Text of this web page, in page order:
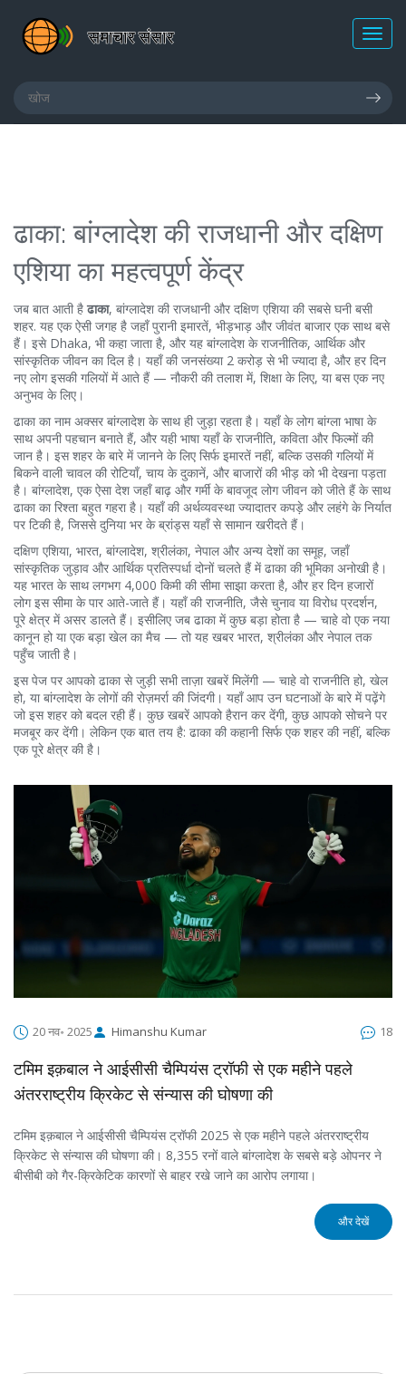
ढाका: बांग्लादेश की राजधानी और दक्षिण
एशिया का महत्वपूर्ण केंद्र
जब बात आती है ढाका, बांग्लादेश की राजधानी और दक्षिण एशिया की सबसे घनी बसी
शहर. यह एक ऐसी जगह है जहाँ पुरानी इमारतें, भीड़भाड़ और जीवंत बाजार एक साथ बसे
हैं। इसे Dhaka, भी कहा जाता है, और यह बांग्लादेश के राजनीतिक, आर्थिक और
सांस्कृतिक जीवन का दिल है। यहाँ की जनसंख्या 2 करोड़ से भी ज्यादा है, और हर दिन
नए लोग इसकी गलियों में आते हैं — नौकरी की तलाश में, शिक्षा के लिए, या बस एक नए
अनुभव के लिए।
ढाका का नाम अक्सर बांग्लादेश के साथ ही जुड़ा रहता है। यहाँ के लोग बांग्ला भाषा के
साथ अपनी पहचान बनाते हैं, और यही भाषा यहाँ के राजनीति, कविता और फिल्मों की
जान है। इस शहर के बारे में जानने के लिए सिर्फ इमारतें नहीं, बल्कि उसकी गलियों में
बिकने वाली चावल की रोटियाँ, चाय के दुकानें, और बाजारों की भीड़ को भी देखना पड़ता
है। बांग्लादेश, एक ऐसा देश जहाँ बाढ़ और गर्मी के बावजूद लोग जीवन को जीते हैंके साथ
ढाका का रिश्ता बहुत गहरा है। यहाँ की अर्थव्यवस्था ज्यादातर कपड़े और लहंगे के निर्यात
पर टिकी है, जिससे दुनिया भर के ब्रांड्स यहाँ से सामान खरीदते हैं।
दक्षिण एशिया, भारत, बांग्लादेश, श्रीलंका, नेपाल और अन्य देशों का समूह, जहाँ
सांस्कृतिक जुड़ाव और आर्थिक प्रतिस्पर्धा दोनों चलते हैंमें ढाका की भूमिका अनोखी है।
यह भारत के साथ लगभग 4,000 किमी की सीमा साझा करता है, और हर दिन हजारों
लोग इस सीमा के पार आते-जाते हैं। यहाँ की राजनीति, जैसे चुनाव या विरोध प्रदर्शन,
पूरे क्षेत्र में असर डालते हैं। इसीलिए जब ढाका में कुछ बड़ा होता है — चाहे वो एक नया
कानून हो या एक बड़ा खेल का मैच — तो यह खबर भारत, श्रीलंका और नेपाल तक
पहुँच जाती है।
इस पेज पर आपको ढाका से जुड़ी सभी ताज़ा खबरें मिलेंगी — चाहे वो राजनीति हो, खेल
हो, या बांग्लादेश के लोगों की रोज़मर्रा की जिंदगी। यहाँ आप उन घटनाओं के बारे में पढ़ेंगे
जो इस शहर को बदल रही हैं। कुछ खबरें आपको हैरान कर देंगी, कुछ आपको सोचने पर
मजबूर कर देंगी। लेकिन एक बात तय है: ढाका की कहानी सिर्फ एक शहर की नहीं, बल्कि
एक पूरे क्षेत्र की है।
20 नव॰ 2025 Himanshu Kumar 18
टमिम इक़बाल ने आईसीसी चैम्पियंस ट्रॉफी से एक महीने पहले
अंतरराष्ट्रीय क्रिकेट से संन्यास की घोषणा की
टमिम इक़बाल ने आईसीसी चैम्पियंस ट्रॉफी 2025 से एक महीने पहले अंतरराष्ट्रीय
क्रिकेट से संन्यास की घोषणा की। 8,355 रनों वाले बांग्लादेश के सबसे बड़े ओपनर ने
बीसीबी को गैर-क्रिकेटिक कारणों से बाहर रखे जाने का आरोप लगाया।
और देखें